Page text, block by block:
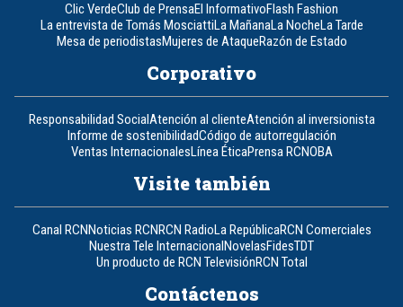
Clic VerdeClub de PrensaEl InformativoFlash Fashion
La entrevista de Tomás MosciattiLa MañanaLa NocheLa Tarde
Mesa de periodistasMujeres de AtaqueRazón de Estado
Corporativo
Responsabilidad SocialAtención al clienteAtención al inversionista
Informe de sostenibilidadCódigo de autorregulación
Ventas InternacionalesLínea ÉticaPrensa RCNOBA
Visite también
Canal RCNNoticias RCNRCN RadioLa RepúblicaRCN Comerciales
Nuestra Tele InternacionalNovelasFidesTDT
Un producto de RCN TelevisiónRCN Total
Contáctenos